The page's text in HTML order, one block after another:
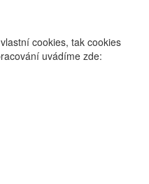
cookies, tak cookies
uvádíme zde: